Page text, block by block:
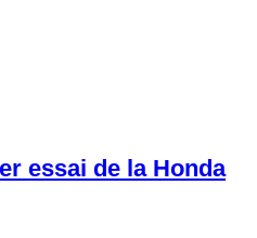
essai de la Honda